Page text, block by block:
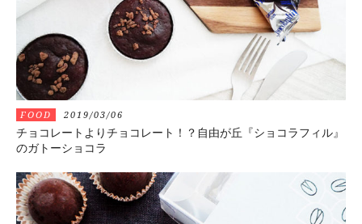
FOOD 2019/03/06
チョコレートよりチョコレート！？自由が丘『ショコラフィル』
のガトーショコラ